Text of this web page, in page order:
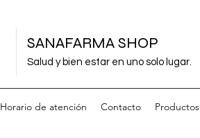
SANAFARMA SHOP
Salud y bien estar en uno solo lugar.
Horario de atención Contacto Productos